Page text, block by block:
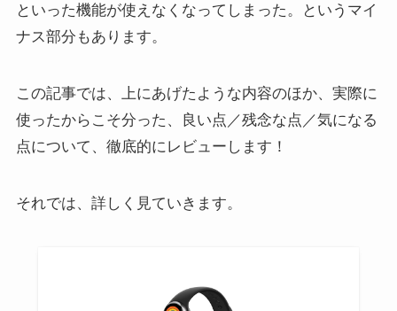
といった機能が使えなくなってしまった。というマイ
ナス部分もあります。
この記事では、上にあげたような内容のほか、実際に
使ったからこそ分った、良い点／残念な点／気になる
点について、徹底的にレビューします！
それでは、詳しく見ていきます。